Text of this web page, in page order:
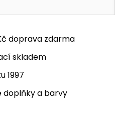
doprava zdarma
skladem
1997
doplňky a barvy